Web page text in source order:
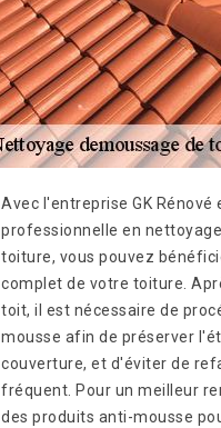
Avec l'entreprise GK Rénové
professionnelle en
toiture, vous pouvez
complet de votre toiture.
toit, il est nécessaire de
mousse afin de préserver
couverture, et d'éviter de
fréquent. Pour un meilleur
des produits anti-mousse